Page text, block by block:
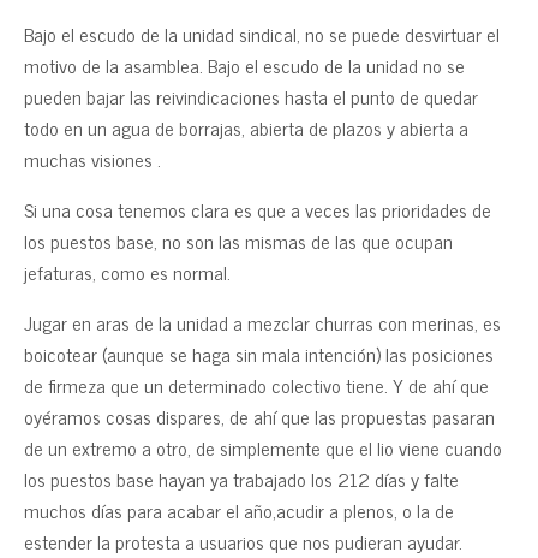
Bajo el escudo de la unidad sindical, no se puede desvirtuar el
motivo de la asamblea. Bajo el escudo de la unidad no se
pueden bajar las reivindicaciones hasta el punto de quedar
todo en un agua de borrajas, abierta de plazos y abierta a
muchas visiones .
Si una cosa tenemos clara es que a veces las prioridades de
los puestos base, no son las mismas de las que ocupan
jefaturas, como es normal.
Jugar en aras de la unidad a mezclar churras con merinas, es
boicotear (aunque se haga sin mala intención) las posiciones
de firmeza que un determinado colectivo tiene. Y de ahí que
oyéramos cosas dispares, de ahí que las propuestas pasaran
de un extremo a otro, de simplemente que el lio viene cuando
los puestos base hayan ya trabajado los 212 días y falte
muchos días para acabar el año,acudir a plenos, o la de
estender la protesta a usuarios que nos pudieran ayudar.